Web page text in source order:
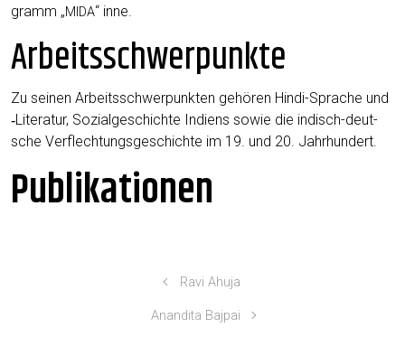
gramm „MIDA“ inne.
Arbeitsschwerpunkte
Zu sei­nen Arbeits­schwer­punk­ten gehö­ren Hin­di-Spra­che und
‑Lite­ra­tur, Sozi­al­ge­schich­te Indi­ens sowie die indisch-deut­
sche Ver­flech­tungs­ge­schich­te im 19. und 20. Jahrhundert.
Publikationen
Ravi Ahuja
Anandita Bajpai